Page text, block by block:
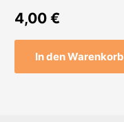
4,00 €
In den Warenkorb